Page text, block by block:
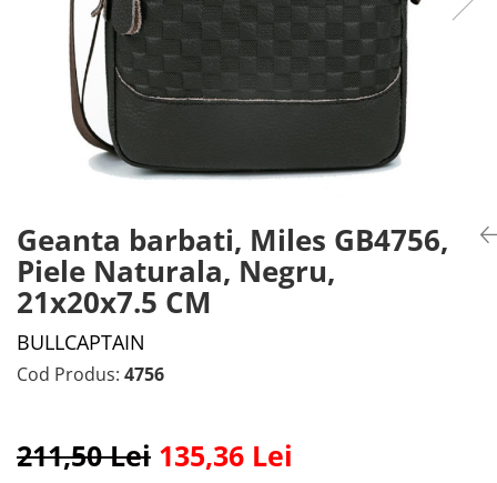
Geanta barbati, Miles GB4756,
Piele Naturala, Negru,
21x20x7.5 CM
BULLCAPTAIN
Cod Produs: 4756
211,50 Lei 135,36 Lei